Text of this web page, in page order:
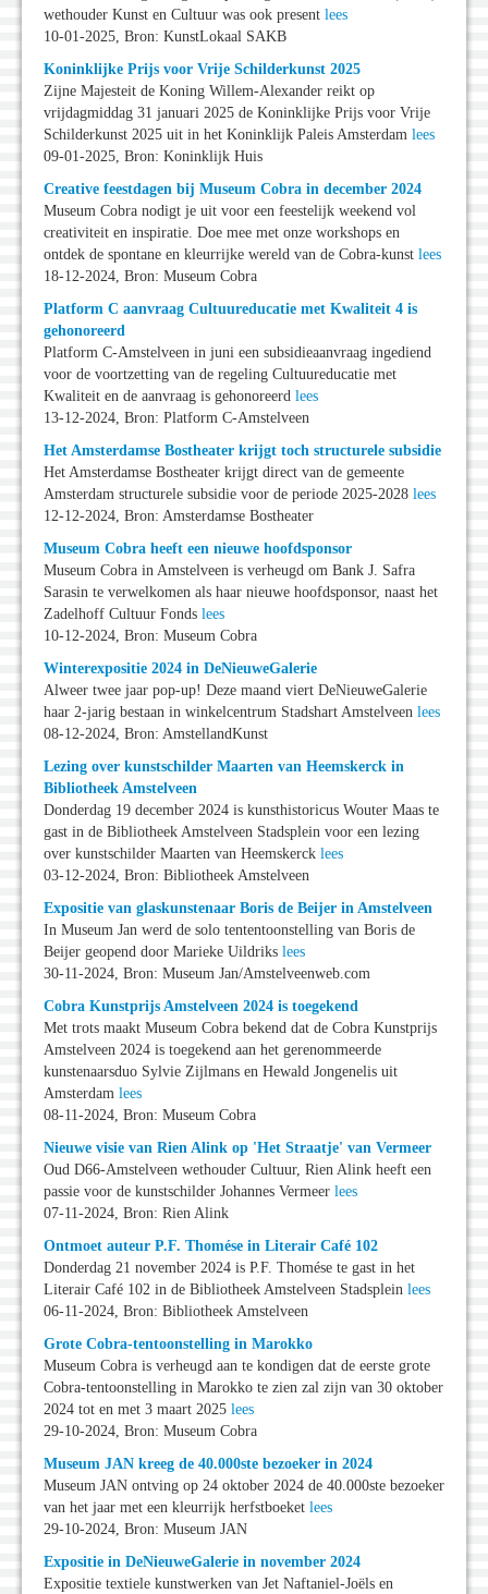
wethouder Kunst en Cultuur was ook present lees
10-01-2025, Bron: KunstLokaal SAKB
Koninklijke Prijs voor Vrije Schilderkunst 2025
Zijne Majesteit de Koning Willem-Alexander reikt op
vrijdagmiddag 31 januari 2025 de Koninklijke Prijs voor Vrije
Schilderkunst 2025 uit in het Koninklijk Paleis Amsterdam lees
09-01-2025, Bron: Koninklijk Huis
Creative feestdagen bij Museum Cobra in december 2024
Museum Cobra nodigt je uit voor een feestelijk weekend vol
creativiteit en inspiratie. Doe mee met onze workshops en
ontdek de spontane en kleurrijke wereld van de Cobra-kunst lees
18-12-2024, Bron: Museum Cobra
Platform C aanvraag Cultuureducatie met Kwaliteit 4 is
gehonoreerd
Platform C-Amstelveen in juni een subsidieaanvraag ingediend
voor de voortzetting van de regeling Cultuureducatie met
Kwaliteit en de aanvraag is gehonoreerd lees
13-12-2024, Bron: Platform C-Amstelveen
Het Amsterdamse Bostheater krijgt toch structurele subsidie
Het Amsterdamse Bostheater krijgt direct van de gemeente
Amsterdam structurele subsidie voor de periode 2025-2028 lees
12-12-2024, Bron: Amsterdamse Bostheater
Museum Cobra heeft een nieuwe hoofdsponsor
Museum Cobra in Amstelveen is verheugd om Bank J. Safra
Sarasin te verwelkomen als haar nieuwe hoofdsponsor, naast het
Zadelhoff Cultuur Fonds lees
10-12-2024, Bron: Museum Cobra
Winterexpositie 2024 in DeNieuweGalerie
Alweer twee jaar pop-up! Deze maand viert DeNieuweGalerie
haar 2-jarig bestaan in winkelcentrum Stadshart Amstelveen lees
08-12-2024, Bron: AmstellandKunst
Lezing over kunstschilder Maarten van Heemskerck in
Bibliotheek Amstelveen
Donderdag 19 december 2024 is kunsthistoricus Wouter Maas te
gast in de Bibliotheek Amstelveen Stadsplein voor een lezing
over kunstschilder Maarten van Heemskerck lees
03-12-2024, Bron: Bibliotheek Amstelveen
Expositie van glaskunstenaar Boris de Beijer in Amstelveen
In Museum Jan werd de solo tententoonstelling van Boris de
Beijer geopend door Marieke Uildriks lees
30-11-2024, Bron: Museum Jan/Amstelveenweb.com
Cobra Kunstprijs Amstelveen 2024 is toegekend
Met trots maakt Museum Cobra bekend dat de Cobra Kunstprijs
Amstelveen 2024 is toegekend aan het gerenommeerde
kunstenaarsduo Sylvie Zijlmans en Hewald Jongenelis uit
Amsterdam lees
08-11-2024, Bron: Museum Cobra
Nieuwe visie van Rien Alink op 'Het Straatje' van Vermeer
Oud D66-Amstelveen wethouder Cultuur, Rien Alink heeft een
passie voor de kunstschilder Johannes Vermeer lees
07-11-2024, Bron: Rien Alink
Ontmoet auteur P.F. Thomése in Literair Café 102
Donderdag 21 november 2024 is P.F. Thomése te gast in het
Literair Café 102 in de Bibliotheek Amstelveen Stadsplein lees
06-11-2024, Bron: Bibliotheek Amstelveen
Grote Cobra-tentoonstelling in Marokko
Museum Cobra is verheugd aan te kondigen dat de eerste grote
Cobra-tentoonstelling in Marokko te zien zal zijn van 30 oktober
2024 tot en met 3 maart 2025 lees
29-10-2024, Bron: Museum Cobra
Museum JAN kreeg de 40.000ste bezoeker in 2024
Museum JAN ontving op 24 oktober 2024 de 40.000ste bezoeker
van het jaar met een kleurrijk herfstboeket lees
29-10-2024, Bron: Museum JAN
Expositie in DeNieuweGalerie in november 2024
Expositie textiele kunstwerken van Jet Naftaniel-Joëls en